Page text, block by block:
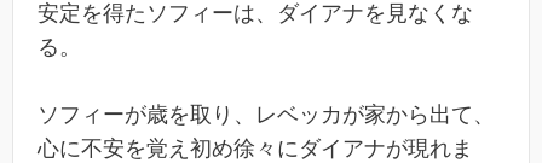
安定を得たソフィーは、ダイアナを見なくな
る。
ソフィーが歳を取り、レベッカが家から出て、
心に不安を覚え初め徐々にダイアナが現れま